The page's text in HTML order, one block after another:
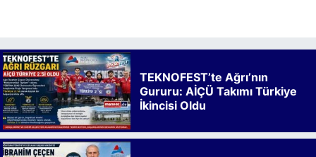
TEKNOFEST’te Ağrı’nın
Gururu: AİÇÜ Takımı Türkiye
İkincisi Oldu